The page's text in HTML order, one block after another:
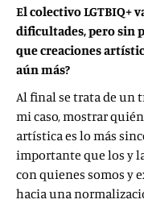
El colectivo LGTBIQ+
dificultades, pero sin
que creaciones
aún más?
Al final se trata de un
mi caso, mostrar
artística es lo más
importante que los y
con quienes somos y
hacia una